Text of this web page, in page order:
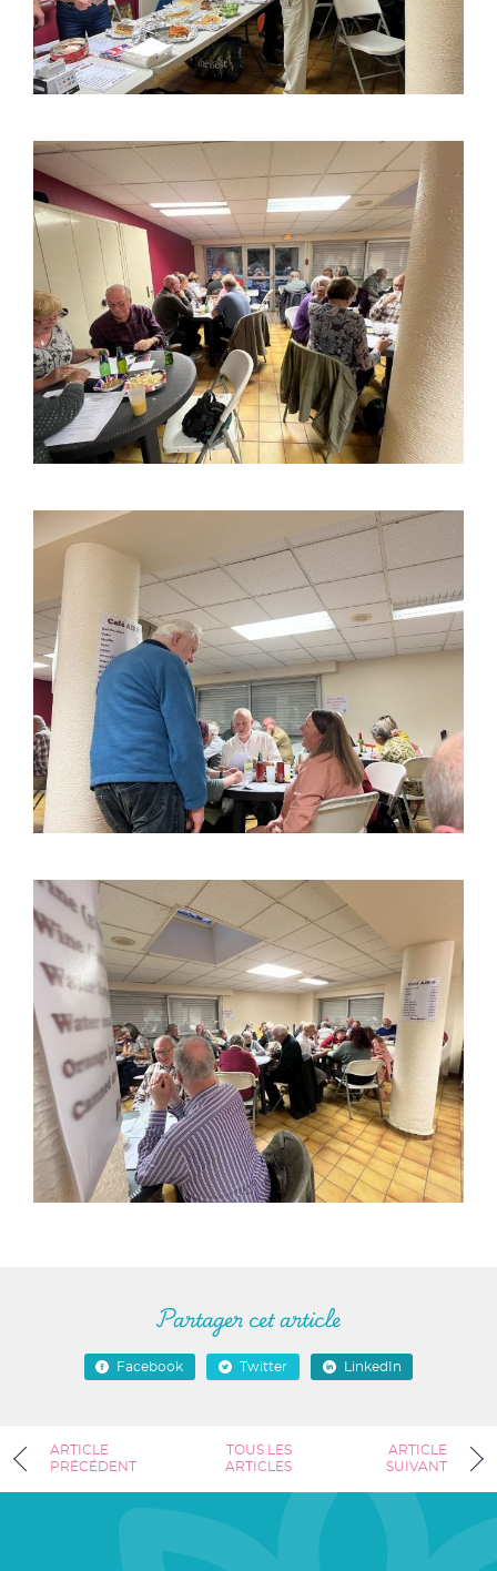
Partager cet article
Facebook Twitter LinkedIn
ARTICLE
PRÉCÉDENT
TOUS LES
ARTICLES
ARTICLE
SUIVANT